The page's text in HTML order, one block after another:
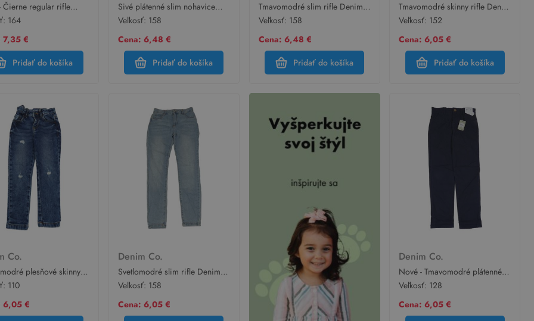
Čierne regular rifle
164
7,35 €
Pridať do košíka
Sivé plátenné slim nohavice
Denim Co.
Veľkosť: 158
Cena: 6,48 €
Pridať do košíka
Tmavomodré slim rifle Denim
Co.
Veľkosť: 158
Cena: 6,48 €
Pridať do košíka
Tmavomodré skinny rifle Denim
Co.
Veľkosť: 152
Cena: 6,05 €
Pridať do košíka
Co.
plesňové skinny
rifle s vyšúchaním
110
6,05 €
Denim Co.
Svetlomodré slim rifle Denim
Co.
Veľkosť: 158
Cena: 6,05 €
Denim Co.
Nové - Tmavomodré plátenné
nohavice Denim Co.
Veľkosť: 128
Cena: 6,05 €